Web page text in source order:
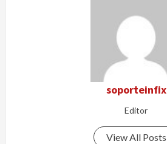
soporteinfix
Editor
View All Posts